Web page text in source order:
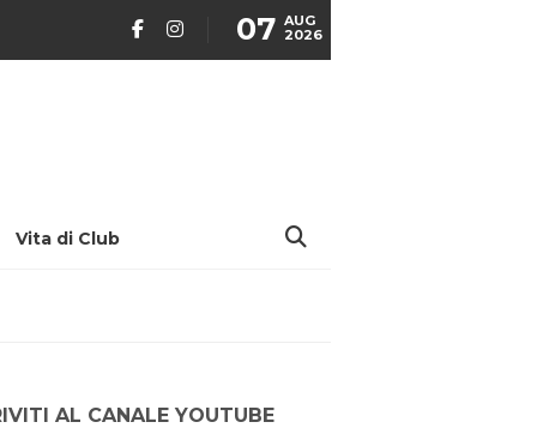
07 AUG
2026
Vita di Club
AL CANALE YOUTUBE